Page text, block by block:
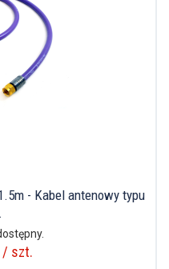
- Kabel antenowy typu
/ szt.